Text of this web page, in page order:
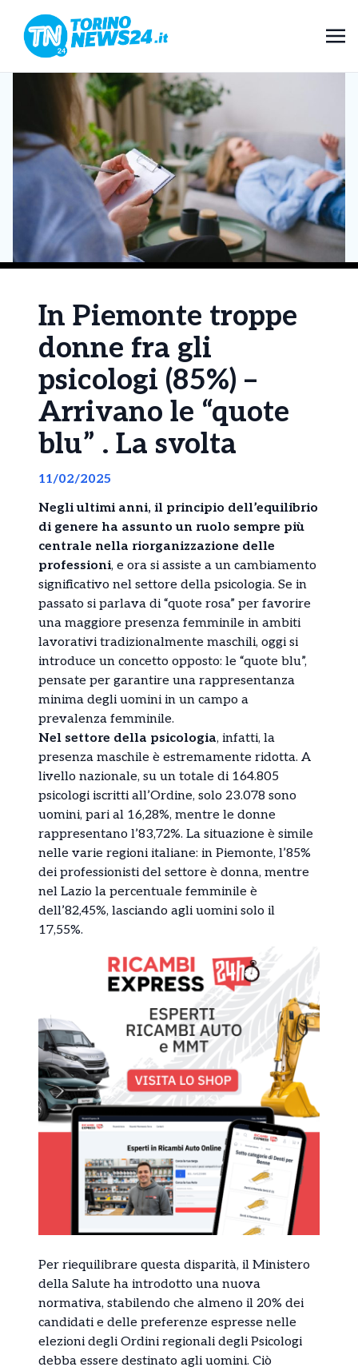
In Piemonte troppe
donne fra gli
psicologi (85%) –
Arrivano le “quote
blu” . La svolta
11/02/2025
Negli ultimi anni, il principio dell’equilibrio
di genere ha assunto un ruolo sempre più
centrale nella riorganizzazione delle
professioni, e ora si assiste a un cambiamento
significativo nel settore della psicologia. Se in
passato si parlava di “quote rosa” per favorire
una maggiore presenza femminile in ambiti
lavorativi tradizionalmente maschili, oggi si
introduce un concetto opposto: le “quote blu”,
pensate per garantire una rappresentanza
minima degli uomini in un campo a
prevalenza femminile.
Nel settore della psicologia, infatti, la
presenza maschile è estremamente ridotta. A
livello nazionale, su un totale di 164.805
psicologi iscritti all’Ordine, solo 23.078 sono
uomini, pari al 16,28%, mentre le donne
rappresentano l’83,72%. La situazione è simile
nelle varie regioni italiane: in Piemonte, l’85%
dei professionisti del settore è donna, mentre
nel Lazio la percentuale femminile è
dell’82,45%, lasciando agli uomini solo il
17,55%.
Per riequilibrare questa disparità, il Ministero
della Salute ha introdotto una nuova
normativa, stabilendo che almeno il 20% dei
candidati e delle preferenze espresse nelle
elezioni degli Ordini regionali degli Psicologi
debba essere destinato agli uomini. Ciò